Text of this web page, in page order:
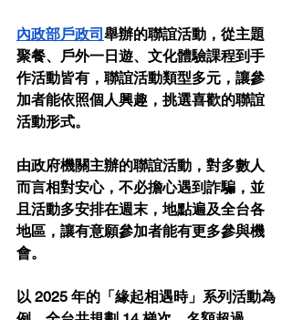
內政部戶政司 舉辦的聯誼活動，從主題
聚餐、戶外一日遊、文化體驗課程到手
作活動皆有，聯誼活動類型多元，讓參
加者能依照個人興趣，挑選喜歡的聯誼
活動形式。
由政府機關主辦的聯誼活動，對多數人
而言相對安心，不必擔心遇到詐騙，並
且活動多安排在週末，地點遍及全台各
地區，讓有意願參加者能有更多參與機
會。
以 2025 年的「緣起相遇時」系列活動為